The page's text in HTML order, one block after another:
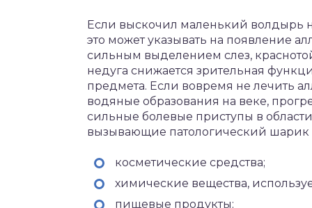
Если выскочил маленький волдырь
это может указывать на появление
сильным выделением слез,
недуга снижается зрительная
предмета. Если вовремя не лечить
водяные образования на веке,
сильные болевые приступы в
вызывающие патологический шарик
косметические средства;
химические вещества,
пищевые продукты;